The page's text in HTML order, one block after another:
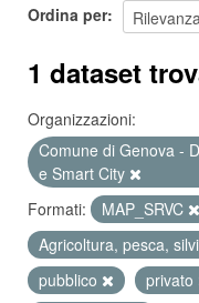
Ordina per
1 dataset
Organizzazioni:
Comune di Genova -
e Smart City
Formati:
MAP_SRVC
Agricoltura, pesca,
pubblico
privato